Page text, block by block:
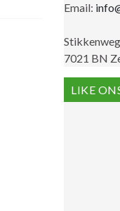
Email:
7021 BN
LIKE